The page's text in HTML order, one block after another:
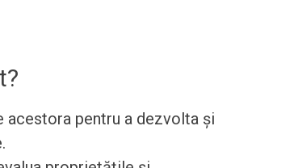
pentru a dezvolta și